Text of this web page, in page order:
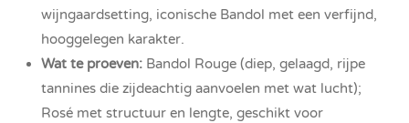
wijngaardsetting, iconische Bandol met een verfijnd,
hooggelegen karakter.
Wat te proeven: Bandol Rouge (diep, gelaagd, rijpe
tannines die zijdeachtig aanvoelen met wat lucht);
Rosé met structuur en lengte, geschikt voor